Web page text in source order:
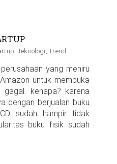
, Teknologi ,Trend
yang meniru
untuk membuka
gagal. kenapa? karena
dengan berjualan buku
sudah hampir tidak
buku fisik sudah